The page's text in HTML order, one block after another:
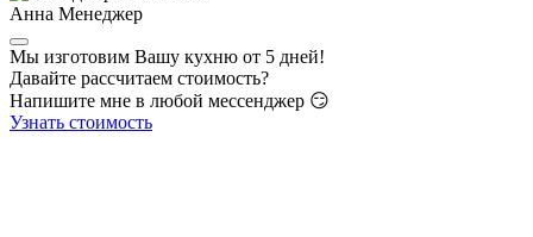
Анна Менеджер
Мы изготовим Вашу кухню от 5 дней!
Давайте рассчитаем стоимость?
Напишите мне в любой мессенджер 😏
Узнать стоимость